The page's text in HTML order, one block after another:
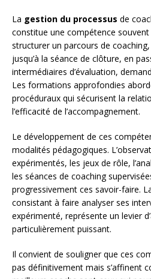
La gestion du processus de
constitue une compétence
structurer un parcours de
jusqu’à la séance de clôture, en
intermédiaires d’évaluation,
Les formations approfondies
procéduraux qui sécurisent la
l’efficacité de l’accompagnement.
Le développement de ces
modalités pédagogiques.
expérimentés, les jeux de rôle,
les séances de coaching
progressivement ces savoir-faire.
consistant à faire analyser ses
expérimenté, représente un levier
particulièrement puissant.
Il convient de souligner que ces
pas définitivement mais s’affinent